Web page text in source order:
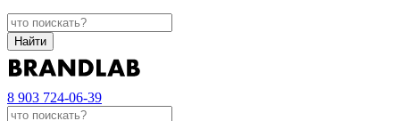
Найти
8 903 724-06-39